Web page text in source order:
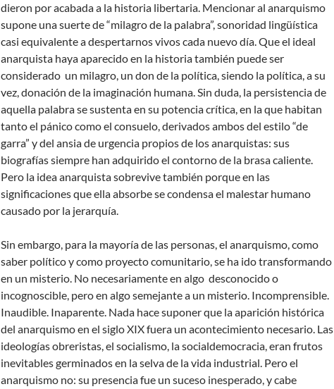
dieron por acabada a la historia libertaria. Mencionar al anarquismo
supone una suerte de “milagro de la palabra”, sonoridad lingüística
casi equivalente a despertarnos vivos cada nuevo día. Que el ideal
anarquista haya aparecido en la historia también puede ser
considerado un milagro, un don de la política, siendo la política, a su
vez, donación de la imaginación humana. Sin duda, la persistencia de
aquella palabra se sustenta en su potencia crítica, en la que habitan
tanto el pánico como el consuelo, derivados ambos del estilo “de
garra” y del ansia de urgencia propios de los anarquistas: sus
biografías siempre han adquirido el contorno de la brasa caliente.
Pero la idea anarquista sobrevive también porque en las
significaciones que ella absorbe se condensa el malestar humano
causado por la jerarquía.
Sin embargo, para la mayoría de las personas, el anarquismo, como
saber político y como proyecto comunitario, se ha ido transformando
en un misterio. No necesariamente en algo desconocido o
incognoscible, pero en algo semejante a un misterio. Incomprensible.
Inaudible. Inaparente. Nada hace suponer que la aparición histórica
del anarquismo en el siglo XIX fuera un acontecimiento necesario. Las
ideologías obreristas, el socialismo, la socialdemocracia, eran frutos
inevitables germinados en la selva de la vida industrial. Pero el
anarquismo no: su presencia fue un suceso inesperado, y cabe